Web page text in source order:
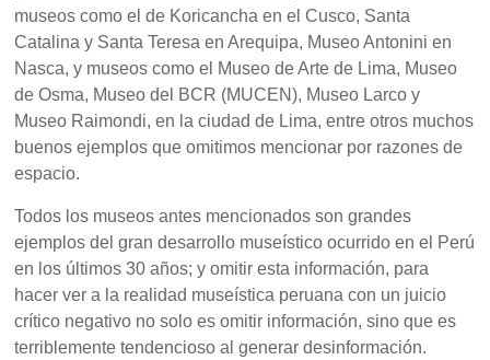
museos como el de Koricancha en el Cusco, Santa
Catalina y Santa Teresa en Arequipa, Museo Antonini en
Nasca, y museos como el Museo de Arte de Lima, Museo
de Osma, Museo del BCR (MUCEN), Museo Larco y
Museo Raimondi, en la ciudad de Lima, entre otros muchos
buenos ejemplos que omitimos mencionar por razones de
espacio.
Todos los museos antes mencionados son grandes
ejemplos del gran desarrollo museístico ocurrido en el Perú
en los últimos 30 años; y omitir esta información, para
hacer ver a la realidad museística peruana con un juicio
crítico negativo no solo es omitir información, sino que es
terriblemente tendencioso al generar desinformación.